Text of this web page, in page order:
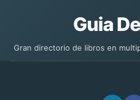
Guia
Gran directorio de libros en